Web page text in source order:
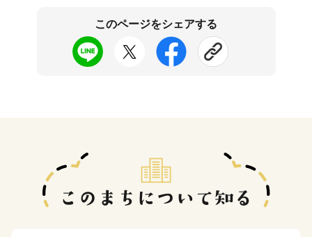
このページをシェアする